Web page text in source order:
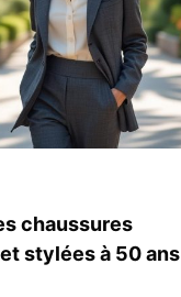
chaussures
stylées à 50 ans